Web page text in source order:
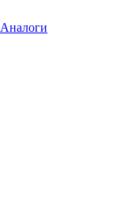
Аналоги